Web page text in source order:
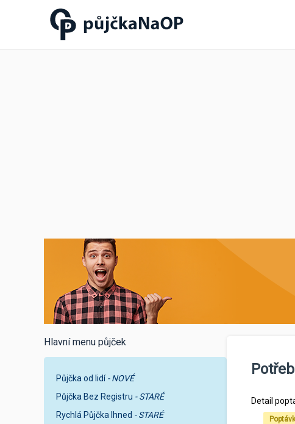
Půjčka na OP občanský
průkaz
Hlavní menu půjček
Půjčka od lidí- NOVÉ
Půjčka Bez Registru - STARÉ
Rychlá Půjčka Ihned - STARÉ
Detail